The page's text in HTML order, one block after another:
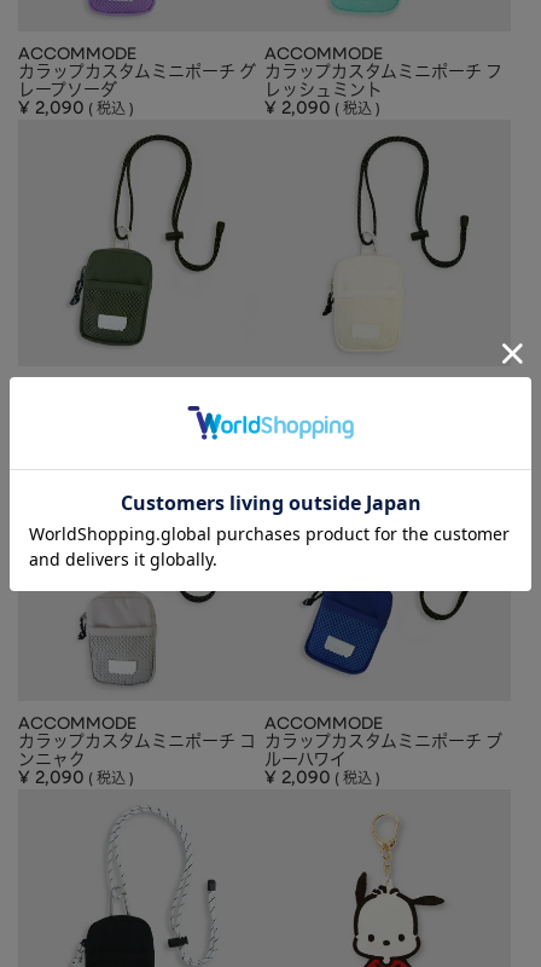
ACCOMMODE
カラップカスタムミニポーチ グ
レープソーダ
¥ 2,090 税込
ACCOMMODE
カラップカスタムミニポーチ フ
レッシュミント
¥ 2,090 税込
カラップカスタムミニポーチ オ
ッチバニラ
2,090
ACCOMMODE
カラップカスタムミニポーチ コ
ンニャク
¥ 2,090 税込
ACCOMMODE
カラップカスタムミニポーチ ブ
ルーハワイ
¥ 2,090 税込